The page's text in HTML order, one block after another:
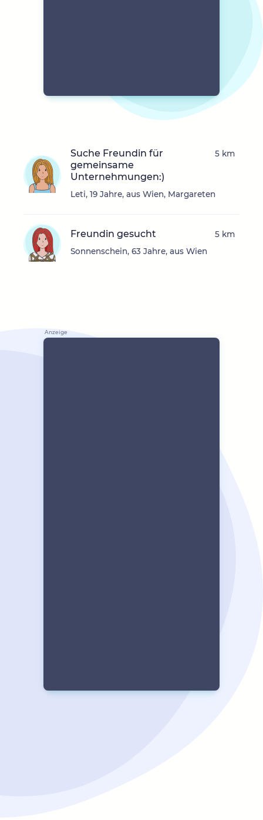
Suche Freundin für
gemeinsame
Unternehmungen:)
Leti, 19 Jahre, aus Wien, Margareten
5 km
Freundin gesucht
Sonnenschein, 63 Jahre, aus Wien
5 km